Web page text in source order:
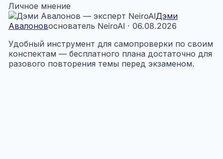
Личное мнение
Дэми
Авалоновоснователь NeiroAI · 06.08.2026
Удобный инструмент для самопроверки по своим
конспектам — бесплатного плана достаточно для
разового повторения темы перед экзаменом.